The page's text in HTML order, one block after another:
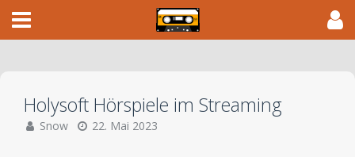
Holysoft Hörspiele im Streaming
Snow 22. Mai 2023